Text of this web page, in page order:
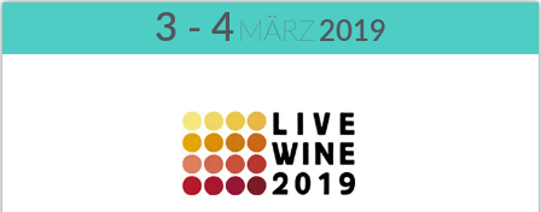
3 - 4 MÄRZ 2019